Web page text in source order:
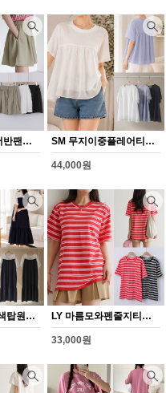
LY 카인드플레어반팬츠(Y365H608) SM 무지이중플레어티셔츠(Y366H608)
44,000원
SM 소피셔츠배색탑원피스(Y368H608) LY 마름모와펜줄지티셔츠(Y352H608)
33,000원